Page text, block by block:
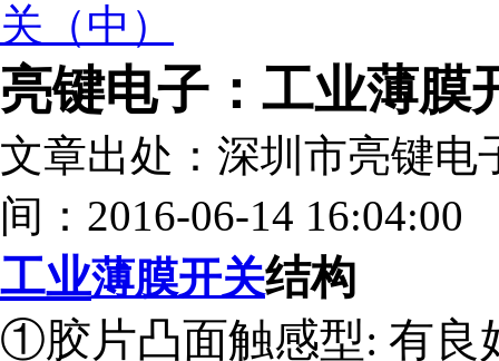
关（中）
亮键电子：工业薄膜
文章出处：深圳市亮键电
间：2016-06-14 16:04:00
工业薄膜开关结构
①胶片凸面触感型: 有良